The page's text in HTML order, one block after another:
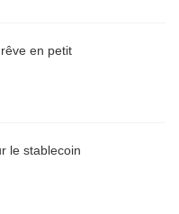
en petit
le stablecoin